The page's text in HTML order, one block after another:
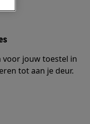
jouw toestel in
tot aan je deur.